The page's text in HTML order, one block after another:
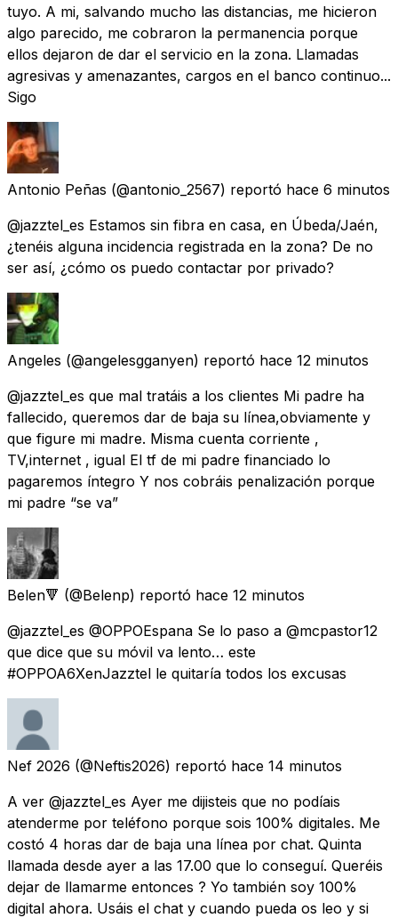
tuyo. A mi, salvando mucho las distancias, me hicieron
algo parecido, me cobraron la permanencia porque
ellos dejaron de dar el servicio en la zona. Llamadas
agresivas y amenazantes, cargos en el banco continuo...
Sigo
Antonio Peñas (@antonio_2567) reportó hace 6 minutos
@jazztel_es Estamos sin fibra en casa, en Úbeda/Jaén,
¿tenéis alguna incidencia registrada en la zona? De no
ser así, ¿cómo os puedo contactar por privado?
Angeles (@angelesgganyen) reportó hace 12 minutos
@jazztel_es que mal tratáis a los clientes Mi padre ha
fallecido, queremos dar de baja su línea,obviamente y
que figure mi madre. Misma cuenta corriente ,
TV,internet , igual El tf de mi padre financiado lo
pagaremos íntegro Y nos cobráis penalización porque
mi padre “se va”
Belen🔻 (@Belenp) reportó hace 12 minutos
@jazztel_es @OPPOEspana Se lo paso a @mcpastor12
que dice que su móvil va lento… este
#OPPOA6XenJazztel le quitaría todos los excusas
Nef 2026 (@Neftis2026) reportó hace 14 minutos
A ver @jazztel_es Ayer me dijisteis que no podíais
atenderme por teléfono porque sois 100% digitales. Me
costó 4 horas dar de baja una línea por chat. Quinta
llamada desde ayer a las 17.00 que lo conseguí. Queréis
dejar de llamarme entonces ? Yo también soy 100%
digital ahora. Usáis el chat y cuando pueda os leo y si